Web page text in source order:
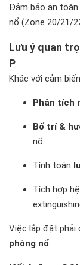
Đảm bảo an
nổ (Zone 20/21/
Lưu ý quan
P
Khác với cảm
Phân tích
Bố trí &
nổ
Tính toán
Tích hợp
Việc lắp đặt phải
phòng nổ.